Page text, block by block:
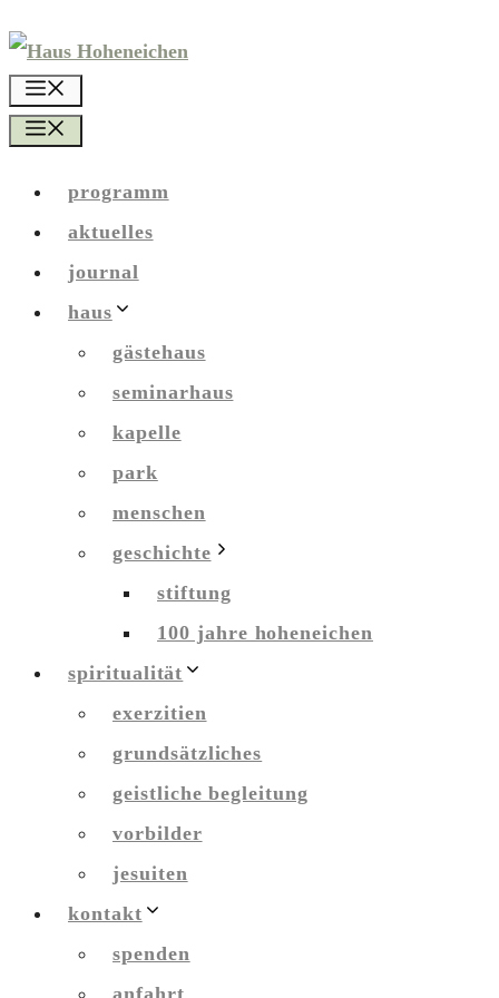
Zum
springen
programm
aktuelles
journal
haus
gästehaus
seminarhaus
kapelle
park
menschen
geschichte
stiftung
100 jahre hoheneichen
spiritualität
exerzitien
grundsätzliches
geistliche begleitung
vorbilder
jesuiten
kontakt
spenden
anfahrt